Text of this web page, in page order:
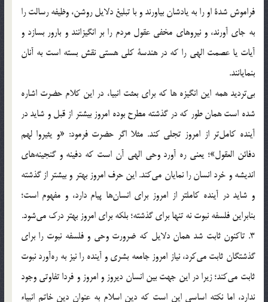
فراموش شدة او را به يادشان بياورند و با تبليغ دلايل روشن، وظيفه رسالت را
به جاي آورند، و نيروهاي مخفي عقول مردم را بر انگيزانند و بارور بسازد و
آيات يا عصمت الهي را كه در هندسة كلي هستي نقش بسته است به آنان
بنمايانند.
بي‌ترديد همه اين انگيزه ها كه براي بعثت انبيا، در اين كلام حضرت اشاره
شده است همان طور كه در گذشته مطرح بوده امروز بيشتر از قبل و شايد در
آينده كامل‌تر از امروز تجلي كند. مثلا اگر حضرت فرمود: «و يثيروا لهم
دفائن العقول»؛ يعني ره آورد وحي الهي آن است كه دفينه و گنجينه‌هاي
انديشه و خرد انسان را نمايان مي‌كند. اين حرف امروز بهتر و بيشتر از گذشته
و شايد در آينده كاملتر از امروز براي انسان‌ها پيام دارد، و مفهوم است؛
بنابراين فلسفه نبوت نه تنها براي گذشته؛ بلكه براي امروز بهتر درك مي‌شود.
3. تاكنون ثابت شد همان دلايل كه ضرورت وحي و فلسفه نبوت را براي
گذشتگان ثابت مي‌كرد، نياز امروز جامعه بشري و آينده را نيز به ره‌آورد نبوت
ثابت مي‌كند؛ زيرا در اين جهت بين انسان ديروز و امروز و فردا تفاوتي وجود
ندارد، اما نكته اساسي اين است كه دين اسلام به عنوان دين خاتم انبياء